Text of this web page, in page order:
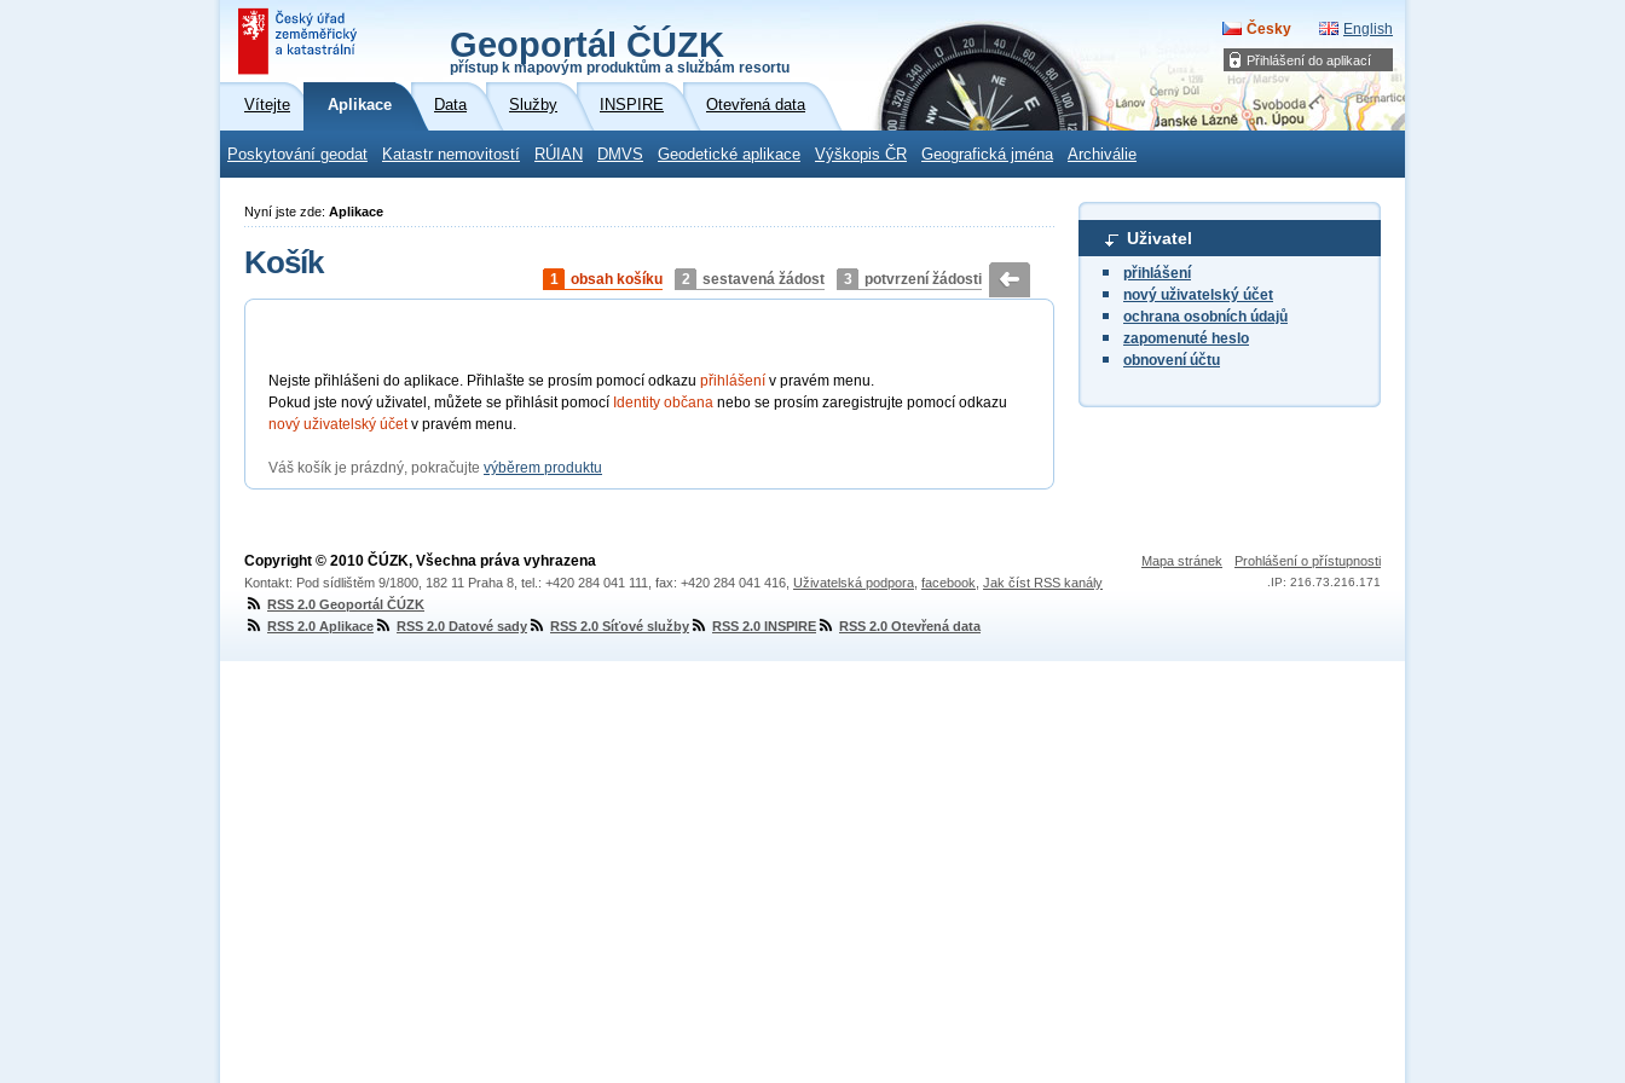
Přihlášení do aplikací
Geoportál ČÚZK
přístup k mapovým produktům a službám resortu
Česky English
Vítejte Aplikace Data Služby INSPIRE Otevřená data
Poskytování geodat Katastr nemovitostí RÚIAN DMVS Geodetické aplikace Výškopis ČR Geografická jména Archiválie
Uživatel
přihlášení
nový uživatelský účet
ochrana osobních údajů
zapomenuté heslo
obnovení účtu
Nyní jste zde: Aplikace
Košík 1 obsah košíku 2 sestavená žádost 3 potvrzení žádosti
Nejste přihlášeni do aplikace. Přihlašte se prosím pomocí odkazu přihlášení v pravém menu.
Pokud jste nový uživatel, můžete se přihlásit pomocí Identity občana nebo se prosím zaregistrujte pomocí odkazu
nový uživatelský účetv pravém menu.
Váš košík je prázdný, pokračujte výběrem produktu
Mapa stránek Prohlášení o přístupnosti
IP: 216.73.216.171
Copyright © 2010 ČÚZK, Všechna práva vyhrazena
Kontakt: Pod sídlištěm 9/1800, 182 11 Praha 8, tel.: +420 284 041 111, fax: +420 284 041 416, Uživatelská podpora facebook Jak číst RSS kanály
RSS 2.0 Geoportál ČÚZK
RSS 2.0 Aplikace
RSS 2.0 Datové sady RSS 2.0 Síťové služby RSS 2.0 INSPIRE RSS 2.0 Otevřená data